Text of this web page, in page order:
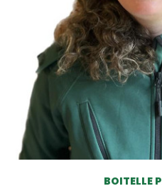
BOITELLE